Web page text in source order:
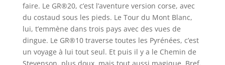
faire. Le GR®20, c’est l’aventure version corse, avec
du costaud sous les pieds. Le Tour du Mont Blanc,
lui, t’emmène dans trois pays avec des vues de
dingue. Le GR®10 traverse toutes les Pyrénées, c’est
un voyage à lui tout seul. Et puis il y a le Chemin de